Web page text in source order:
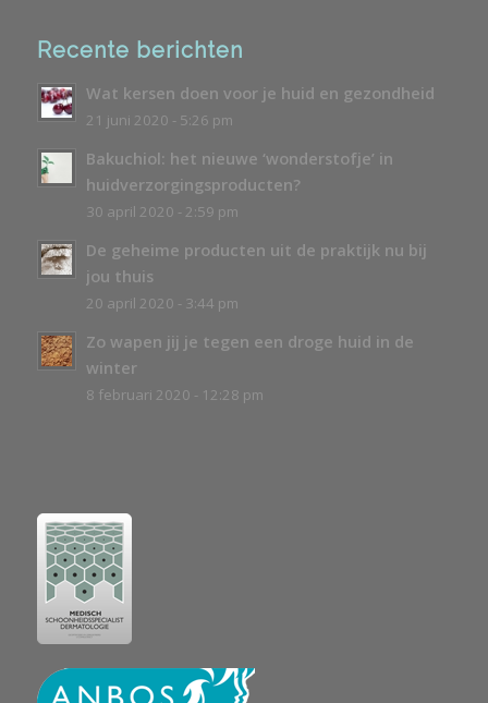
Recente berichten
Wat kersen doen voor je huid en gezondheid
21 juni 2020 - 5:26 pm
Bakuchiol: het nieuwe ‘wonderstofje’ in
huidverzorgingsproducten?
30 april 2020 - 2:59 pm
De geheime producten uit de praktijk nu bij
jou thuis
20 april 2020 - 3:44 pm
Zo wapen jij je tegen een droge huid in de
winter
8 februari 2020 - 12:28 pm